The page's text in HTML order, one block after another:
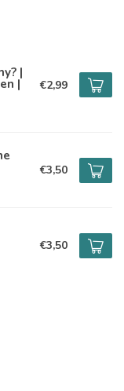
|
| €2,99
€3,50
€3,50